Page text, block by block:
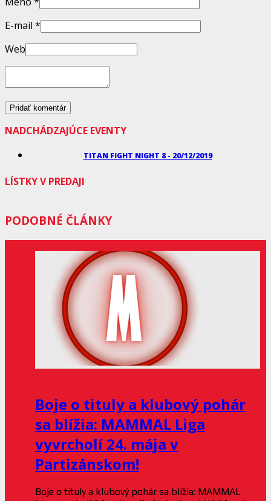
E-mail *
Web
NADCHÁDZAJÚCE EVENTY
TITAN FIGHT NIGHT 8 - 20/12/2019
LÍSTKY V PREDAJI
PODOBNÉ ČLÁNKY
Boje o tituly a klubový pohár
sa blížia: MAMMAL Liga
vyvrcholí 24. mája v
Partizánskom!
Boje o tituly a klubový pohár sa blížia: MAMMAL